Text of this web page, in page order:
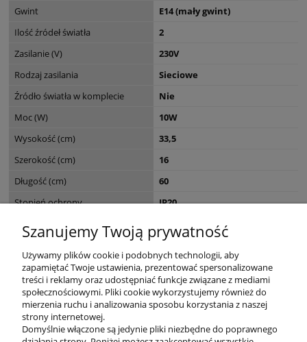
Gwint
E14 (mały gwint)
Ilość źródeł światła
2
Zasilanie (V)
230V
Rodzaj zasilania
Sieciowe
Źródło światła w komplecie
Nie
Moc (W)
10W
Wysokość (cm)
33,5
Szerokość (cm)
16
Długość (cm)
60
Stopień ochrony
IP20
Seria
Wymiary opakowania (cm)
35 x 20 x 52
KONTAKT
Szanujemy Twoją prywatność
Używamy plików cookie i podobnych technologii, aby
zapamiętać Twoje ustawienia, prezentować spersonalizowane
treści i reklamy oraz udostępniać funkcje związane z mediami
społecznościowymi. Pliki cookie wykorzystujemy również do
mierzenia ruchu i analizowania sposobu korzystania z naszej
strony internetowej.
Domyślnie włączone są jedynie pliki niezbędne do poprawnego